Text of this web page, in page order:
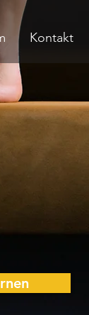
Kontakt